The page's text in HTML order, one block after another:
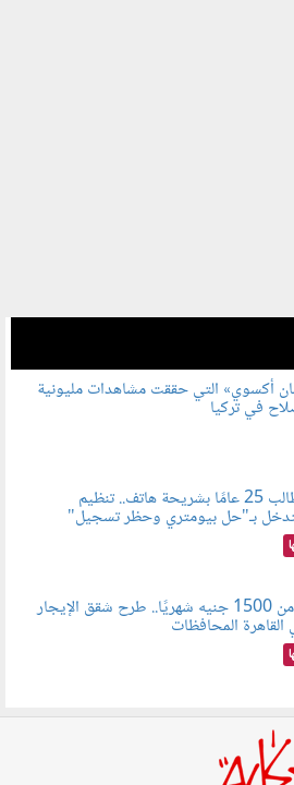
أكسوي» التي حققت مشاهدات مليونية
في تركيا
بعد حبس طالب 25 عامًا بشريحة هاتف.. تنظيم
بـ"حل بيومتري وحظر تسجيل"
بمقابل يبدأ من 1500 جنيه شهريًا.. طرح شقق الإيجار
القاهرة المحافظات